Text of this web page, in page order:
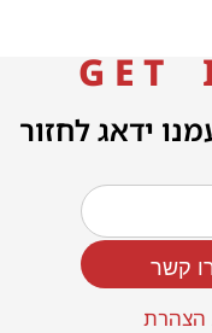
G E T
ידאג לחזור
הצהרת
קשר